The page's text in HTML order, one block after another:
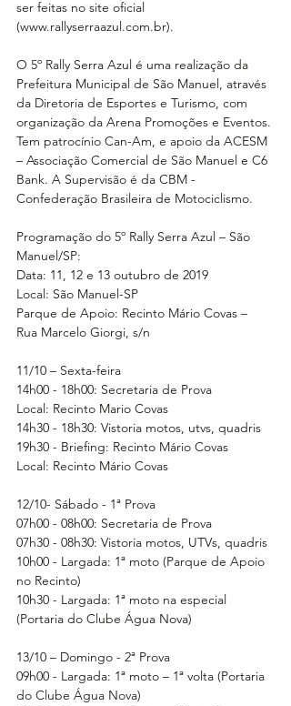
ser feitas no site oficial
(www.rallyserraazul.com.br).
O 5º Rally Serra Azul é uma realização da
Prefeitura Municipal de São Manuel, através
da Diretoria de Esportes e Turismo, com
organização da Arena Promoções e Eventos.
Tem patrocínio Can-Am, e apoio da ACESM
– Associação Comercial de São Manuel e C6
Bank. A Supervisão é da CBM -
Confederação Brasileira de Motociclismo.
Programação do 5º Rally Serra Azul – São
Manuel/SP:
Data: 11, 12 e 13 outubro de 2019
Local: São Manuel-SP
Parque de Apoio: Recinto Mário Covas –
Rua Marcelo Giorgi, s/n
11/10 – Sexta-feira
14h00 - 18h00: Secretaria de Prova
Local: Recinto Mario Covas
14h30 - 18h30: Vistoria motos, utvs, quadris
19h30 - Briefing: Recinto Mário Covas
Local: Recinto Mário Covas
12/10- Sábado - 1ª Prova
07h00 - 08h00: Secretaria de Prova
07h30 - 08h30: Vistoria motos, UTVs, quadris
10h00 - Largada: 1ª moto (Parque de Apoio
no Recinto)
10h30 - Largada: 1ª moto na especial
(Portaria do Clube Água Nova)
13/10 – Domingo - 2ª Prova
09h00 - Largada: 1ª moto – 1ª volta (Portaria
do Clube Água Nova)